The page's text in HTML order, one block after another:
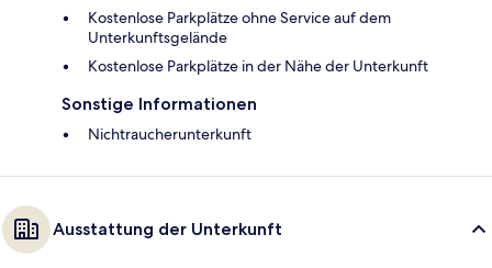
Kostenlose Parkplätze ohne Service auf dem
Unterkunftsgelände
Kostenlose Parkplätze in der Nähe der Unterkunft
Sonstige Informationen
Nichtraucherunterkunft
Ausstattung der Unterkunft